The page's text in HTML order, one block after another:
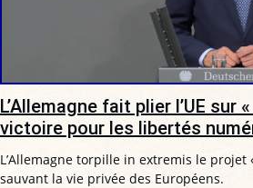
L’Allemagne fait plier l’UE sur
victoire pour les libertés
L’Allemagne torpille in extremis le projet
sauvant la vie privée des Européens.